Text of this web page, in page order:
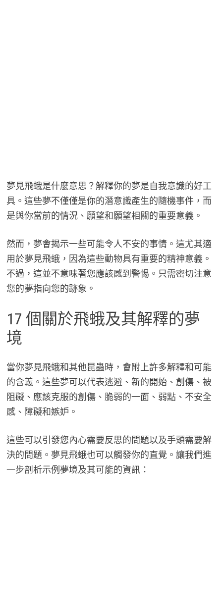
夢見飛蛾是什麼意思？解釋你的夢是自我意識的好工
具。這些夢不僅僅是你的潛意識產生的隨機事件，而
是與你當前的情況、願望和願望相關的重要意義。
然而，夢會揭示一些可能令人不安的事情。這尤其適
用於夢見飛蛾，因為這些動物具有重要的精神意義。
不過，這並不意味著您應該感到警惕。只需密切注意
您的夢指向您的跡象。
17 個關於飛蛾及其解釋的夢
境
當你夢見飛蛾和其他昆蟲時，會附上許多解釋和可能
的含義。這些夢可以代表逃避、新的開始、創傷、被
阻礙、應該克服的創傷、脆弱的一面、弱點、不安全
感、障礙和嫉妒。
這些可以引發您內心需要反思的問題以及手頭需要解
決的問題。夢見飛蛾也可以觸發你的直覺。讓我們進
一步剖析示例夢境及其可能的資訊：